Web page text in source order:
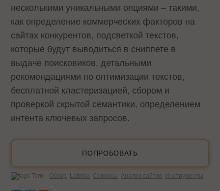
несколькими уникальными опциями – такими,
как определение коммерческих факторов на
сайтах конкурентов, подсветкой текстов,
которые будут выводиться в сниппете в
выдаче поисковиков, детальными
рекомендациями по оптимизации текстов,
бесплатной кластеризацией, сбором и
проверкой скрытой семантики, определением
интента ключевых запросов.
ПОПРОБОВАТЬ
Теги: Обзор Labrika Сервисы Анализ сайтов Инструменты